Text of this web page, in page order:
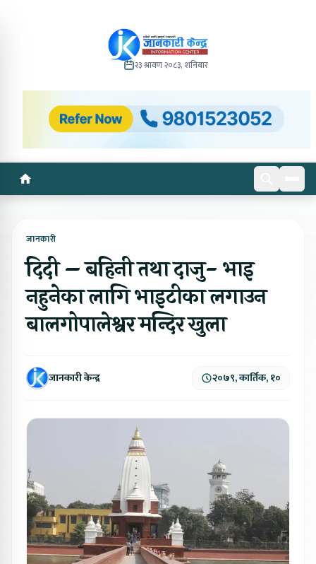
२३ श्रावण २०८३, शनिबार
जानकारी
दिदी – बहिनी तथा दाजु- भाइ
नहुनेका लागि भाइटीका लगाउन
बालगोपालेश्वर मन्दिर खुला
जानकारी केन्द्र २०७९, कार्तिक, १०